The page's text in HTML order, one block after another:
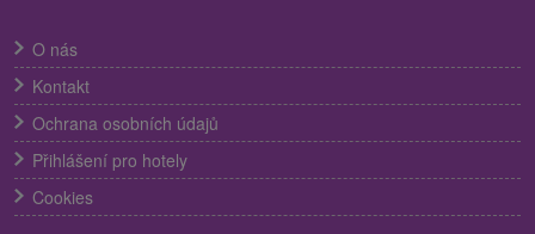
O nás
Kontakt
Ochrana osobních údajů
Přihlášení pro hotely
Cookies